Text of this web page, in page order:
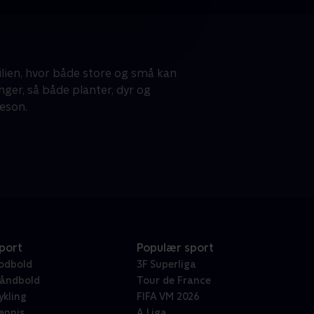
hvor både store og små kan
så både planter, dyr og
Populær sport
3F Superliga
Tour de France
FIFA VM 2026